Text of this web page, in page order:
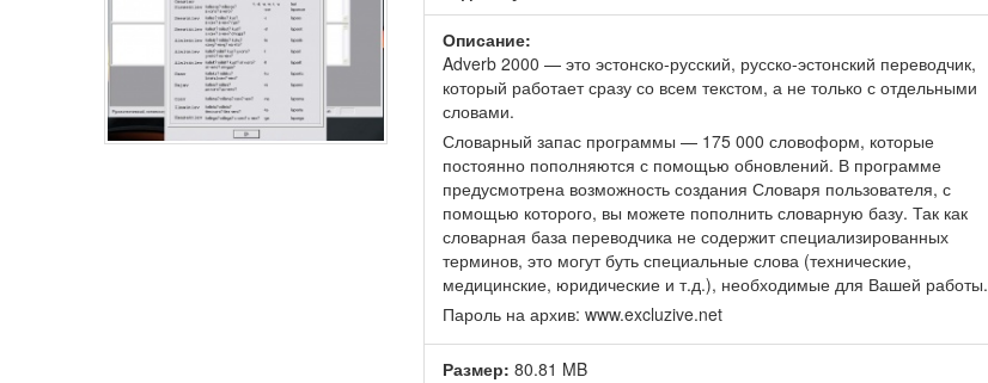
Описание:
Adverb 2000 — это эстонско-русский, русско-эстонский переводчик,
который работает сразу со всем текстом, а не только с отдельными
словами.
Словарный запас программы — 175 000 словоформ, которые
постоянно пополняются с помощью обновлений. В программе
предусмотрена возможность создания Словаря пользователя, с
помощью которого, вы можете пополнить словарную базу. Так как
словарная база переводчика не содержит специализированных
терминов, это могут буть специальные слова (технические,
медицинские, юридические и т.д.), необходимые для Вашей работы.
Пароль на архив: www.excluzive.net
Размер: 80.81 MB